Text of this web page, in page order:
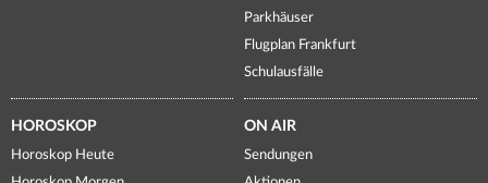
Parkhäuser
Flugplan Frankfurt
Schulausfälle
HOROSKOP
Horoskop Heute
ON AIR
Sendungen